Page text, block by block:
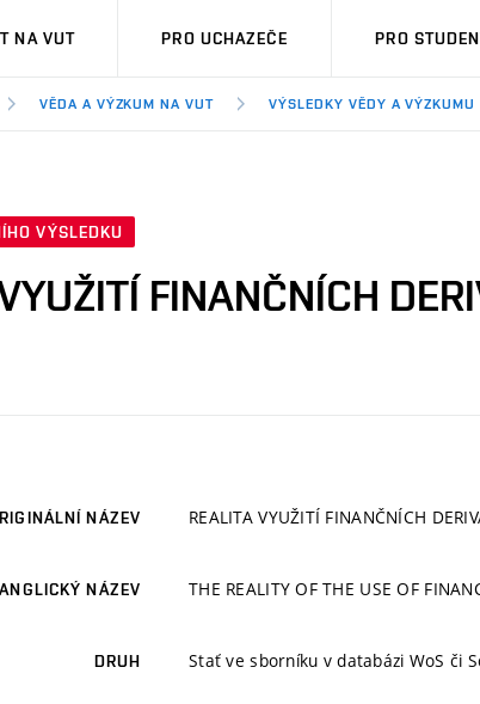
NA VUT PRO UCHAZEČE PRO
VĚDA A VÝZKUM NA VUT VÝSLEDKY VĚDY A VÝZKUMU
VÝSLEDKU
FINANČNÍCH
NÁZEV REALITA VYUŽITÍ FINANČNÍCH
ANGLICKÝ NÁZEV THE REALITY OF THE USE OF
DRUH Stať ve sborníku v databázi WoS či